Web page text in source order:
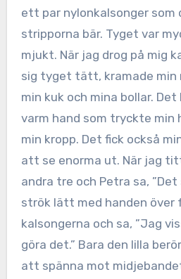
ett par nylonkalsonger som
stripporna bär. Tyget var
mjukt. När jag drog på mig
sig tyget tätt, kramade min
min kuk och mina bollar.
varm hand som tryckte min
min kropp. Det fick också
att se enorma ut. När jag
andra tre och Petra sa,
strök lätt med handen över
kalsongerna och sa, ”Jag
göra det.” Bara den lilla
att spänna mot